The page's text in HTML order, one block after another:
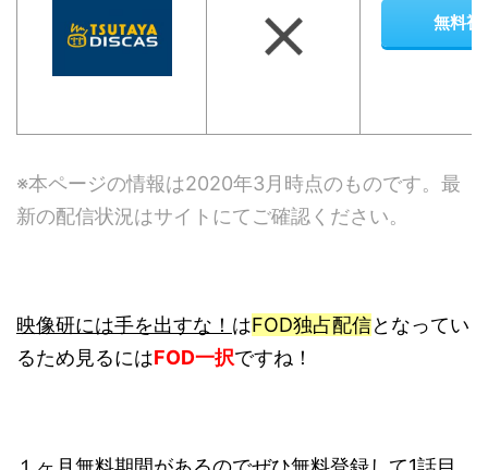
無料視
※本ページの情報は2020年3月時点のものです。最
新の配信状況はサイトにてご確認ください。
映像研には手を出すな！ はFOD独占配信となってい
るため見るにはFOD一択ですね！